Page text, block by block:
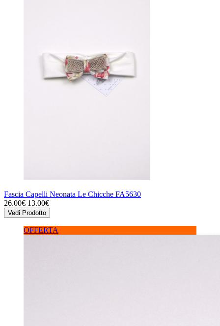
Fascia Capelli Neonata Le Chicche FA5630
26.00€ 13.00€
Vedi Prodotto
OFFERTA